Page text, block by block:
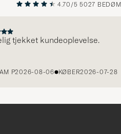
4.70/5 5027
tjekket kundeoplevelse.
P2026-08-06 KØBER 2026-07-28